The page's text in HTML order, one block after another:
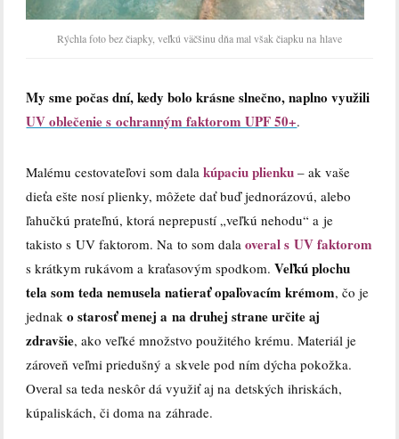
Rýchla foto bez čiapky, veľkú väčšinu dňa mal však čiapku na hlave
My sme počas dní, kedy bolo krásne slnečno, naplno využili
UV oblečenie s ochranným faktorom UPF 50+.
Malému cestovateľovi som dalakúpaciu plienku – ak vaše
dieťa ešte nosí plienky, môžete dať buď jednorázovú, alebo
ľahučkú prateľnú, ktorá neprepustí „veľkú nehodu“ a je
takisto s UV faktorom. Na to som dalaoveral s UV faktorom
s krátkym rukávom a kraťasovým spodkom. Veľkú plochu
tela som teda nemusela natierať opaľovacím krémom, čo je
jednako starosť menej a na druhej strane určite aj
zdravšie, ako veľké množstvo použitého krému. Materiál je
zároveň veľmi priedušný a skvele pod ním dýcha pokožka.
Overal sa teda neskôr dá využiť aj na detských ihriskách,
kúpaliskách, či doma na záhrade.